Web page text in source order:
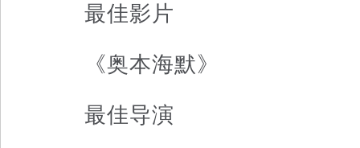
最佳影片
《奥本海默》
最佳导演